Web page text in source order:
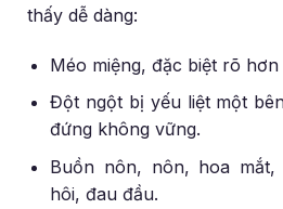
thấy dễ dàng:
Méo miệng, đặc biệt rõ
Đột ngột bị yếu liệt một
đứng không vững.
Buồn nôn, nôn, hoa
hôi, đau đầu.